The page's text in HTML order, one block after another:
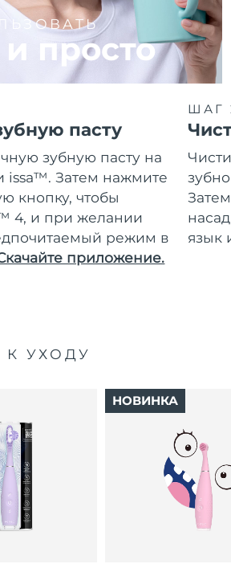
просто
пасту
зубную пасту на
issa™. Затем нажмите
кнопку, чтобы
4, и при желании
режим в
приложение.
ШАГ
язык
К УХОДУ
НОВИНКА